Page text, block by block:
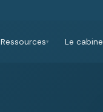
Ressources▾ Le